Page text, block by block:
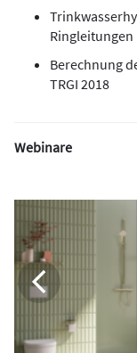
Ringleitungen
Berechnung
TRGI 2018
Webinare